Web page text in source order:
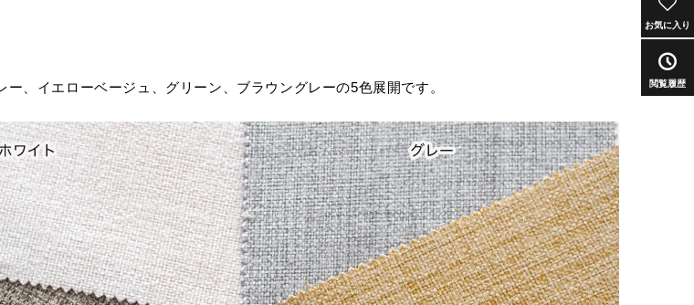
ー、イエローベージュ、グリーン、ブラウングレーの5色展開です。
お気に入り
閲覧履歴